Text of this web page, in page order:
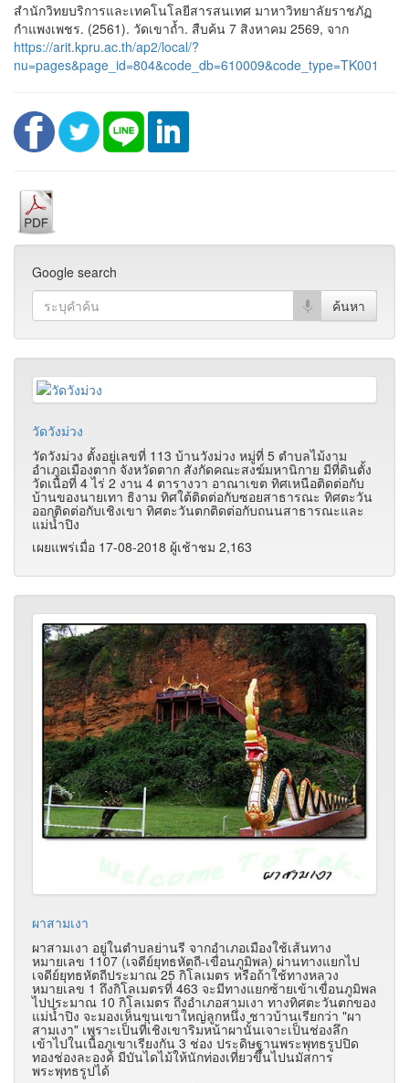
สำนักวิทยบริการและเทคโนโลยีสารสนเทศ มาหาวิทยาลัยราชภัฏ
กำแพงเพชร. (2561). วัดเขาถ้ำ. สืบค้น 7 สิงหาคม 2569, จาก
https://arit.kpru.ac.th/ap2/local/?
nu=pages&page_id=804&code_db=610009&code_type=TK001
Google search
วัดวังม่วง
วัดวังม่วง ตั้งอยู่เลขที่ 113 บ้านวังม่วง หมู่ที่ 5 ตำบลไม้งาม
อำเภอเมืองตาก จังหวัดตาก สังกัดคณะสงฆ์มหานิกาย มีที่ดินตั้ง
วัดเนื้อที่ 4 ไร่ 2 งาน 4 ตารางวา อาณาเขต ทิศเหนือติดต่อกับ
บ้านของนายเทา ธิงาม ทิศใต้ติดต่อกับซอยสาธารณะ ทิศตะวัน
ออกติดต่อกับเชิงเขา ทิศตะวันตกติดต่อกับถนนสาธารณะและ
แม่น้ำปิง
เผยแพร่เมื่อ 17-08-2018 ผู้เช้าชม 2,163
ผาสามเงา
ผาสามเงา อยู่ในตำบลย่านรี จากอำเภอเมืองใช้เส้นทาง
หมายเลข 1107 (เจดีย์ยุทธหัตถี-เขื่อนภูมิพล) ผ่านทางแยกไป
เจดีย์ยุทธหัตถีประมาณ 25 กิโลเมตร หรือถ้าใช้ทางหลวง
หมายเลข 1 ถึงกิโลเมตรที่ 463 จะมีทางแยกซ้ายเข้าเขื่อนภูมิพล
ไปประมาณ 10 กิโลเมตร ถึงอำเภอสามเงา ทางทิศตะวันตกของ
แม่น้ำปิง จะมองเห็นขุนเขาใหญ่ลูกหนึ่ง ชาวบ้านเรียกว่า "ผา
สามเงา" เพราะเป็นที่เชิงเขาริมหน้าผานั้นเจาะเป็นช่องลึก
เข้าไปในเนื้อภูเขาเรียงกัน 3 ช่อง ประดิษฐานพระพุทธรูปปิด
ทองช่องละองค์ มีบันไดไม้ให้นักท่องเที่ยวขึ้นไปนมัสการ
พระพุทธรูปได้